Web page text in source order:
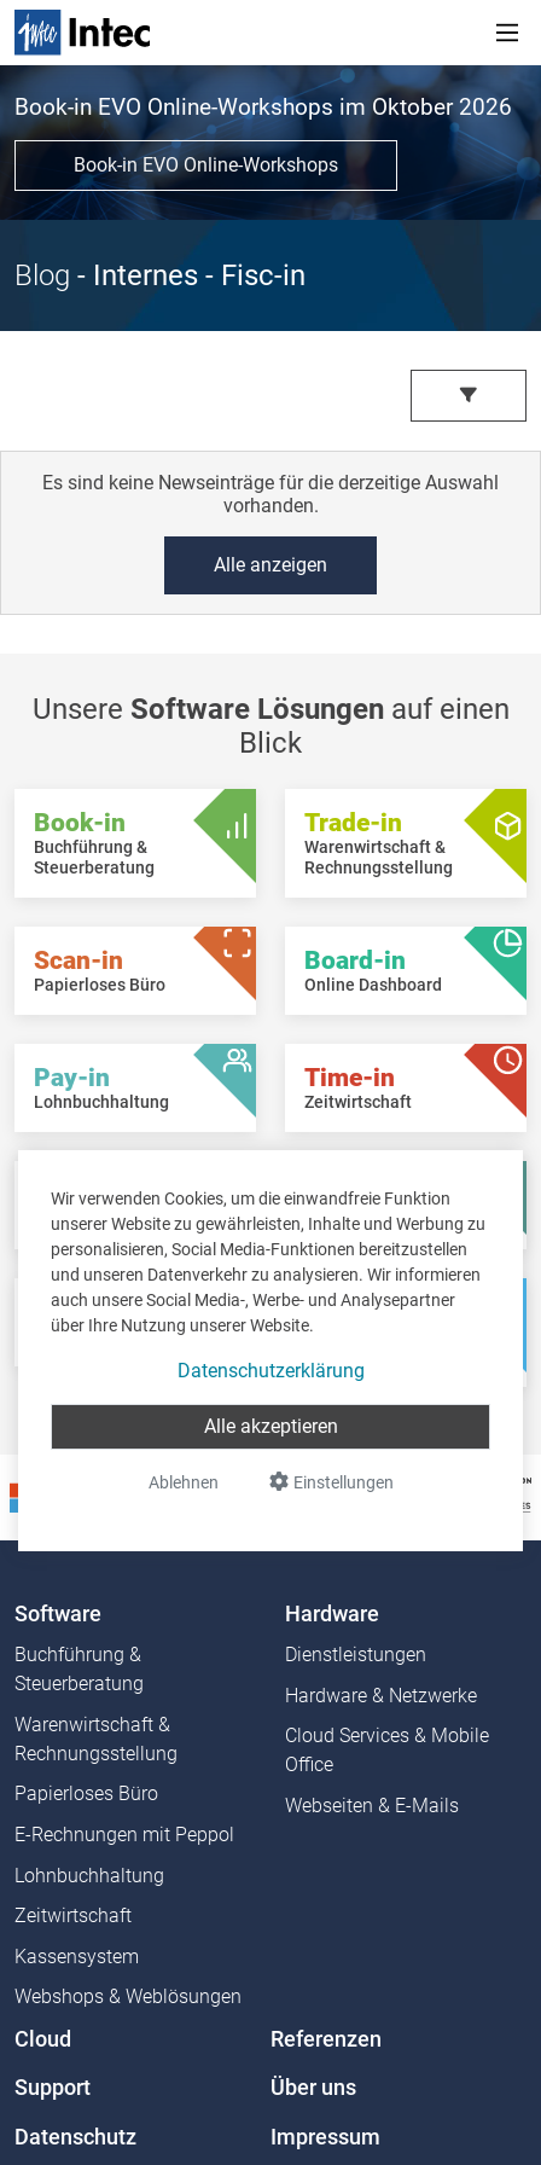
Wir verwenden Cookies, um die einwandfreie Funktion
unserer Website zu gewährleisten, Inhalte und Werbung zu
personalisieren, Social Media-Funktionen bereitzustellen
und unseren Datenverkehr zu analysieren. Wir informieren
auch unsere Social Media-, Werbe- und Analysepartner
über Ihre Nutzung unserer Website.
Datenschutzerklärung
Einstellungen
Ablehnen
Alle akzeptieren
Book-in EVO Online-Workshops im Oktober 2026
Book-in EVO Online-Workshops
Blog - Internes - Fisc-in
Es sind keine Newseinträge für die derzeitige Auswahl
vorhanden.
Alle anzeigen
Unsere Software Lösungenauf einen
Blick
Book-in
Buchführung &
Steuerberatung
Trade-in
Warenwirtschaft &
Rechnungsstellung
Scan-in
Papierloses Büro
Board-in
Online Dashboard
Pay-in
Lohnbuchhaltung
Time-in
Zeitwirtschaft
Fisc-in
Steuererklärungen
Account-in
Jahresabschlüsse
Pos-in
Kassensystem
Net-in
Webshops &
Software
Buchführung &
Steuerberatung
Warenwirtschaft &
Rechnungsstellung
Papierloses Büro
E-Rechnungen mit Peppol
Lohnbuchhaltung
Zeitwirtschaft
Kassensystem
Webshops & Weblösungen
Hardware
Dienstleistungen
Hardware & Netzwerke
Cloud Services & Mobile
Office
Webseiten & E-Mails
Cloud Referenzen
Support Über uns
Datenschutz Impressum